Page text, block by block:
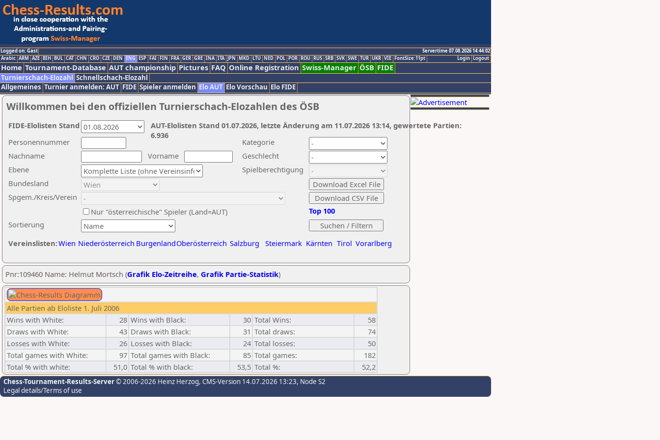
Logged on: Gast
Servertime 07.08.2026 14:44:02
Logout
Login
Arabic ARM AZE BIH BUL CAT CHN CRO CZE DEN ENG ESP FAI FIN FRA GER GRE INA ITA JPN MKD LTU NED POL POR ROU RUS SRB SVK SWE TUR UKR VIE FontSize:11pt
Home Tournament-Database AUT championship Pictures FAQ Online Registration Swiss-Manager ÖSB FIDE
Turnierschach-Elozahl Schnellschach-Elozahl
Allgemeines Turnier anmelden: AUT FIDE Spieler anmelden Elo AUT Elo Vorschau Elo FIDE
Willkommen bei den offiziellen Turnierschach-Elozahlen des ÖSB
Nachname
Vorname
Ebene
Kategorie
Sortierung
Personennummer
Bundesland
Spgem./Kreis/Verein
Geschlecht
Nur "österreichische" Spieler (Land=AUT)
Spielberechtigung
Vereinslisten:Wien Niederösterreich BurgenlandOberösterreich Salzburg Steiermark Kärnten Tirol Vorarlberg
Top 100
AUT-Elolisten Stand 01.07.2026, letzte Änderung am 11.07.2026 13:14, gewertete Partien:
6.936
FIDE-Elolisten Stand
Pnr:109460 Name: Helmut Mortsch (Grafik Elo-Zeitreihe, Grafik Partie-Statistik)
Alle Partien ab Eloliste 1. Juli 2006
Wins with White:
28 Wins with Black: 30 Total Wins:
58
Draws with White:
43 Draws with Black: 31 Total draws:
74
Losses with White:
26 Losses with Black: 24 Total losses:
50
Total games with White:
97 Total games with Black: 85 Total games:
182
Total % with white:
51,0 Total % with black: 53,5 Total %: 52,2
Chess-Tournament-Results-Server© 2006-2026 Heinz Herzog, CMS-Version 14.07.2026 13:23, Node S2
Legal details/Terms of use